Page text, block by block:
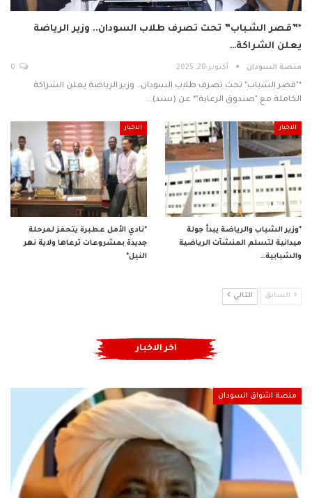
*​”قصر الشباب” تحت تصرف طلاب السودان.. وزير الرياضة
يعلن الشراكة…
منصة السودان أكتوبر 20, 2025
*​"قصر الشباب" تحت تصرف طلاب السودان.. وزير الرياضة يعلن الشراكة
الكاملة مع "صندوق الرعاية"* عن (سند)…
الاخبار
*وزير الشباب والرياضة يبدأ جولة
ميدانية لتسلم المنشآت الرياضية
والشبابية…
الاخبار
*نادي الأمل عطبرة يتحفز لمرحلة
جديدة بمشروعات ترعاها ولاية نهر
النيل*
السابق التالي
اخر الاخبار
منصة اشواق السودان